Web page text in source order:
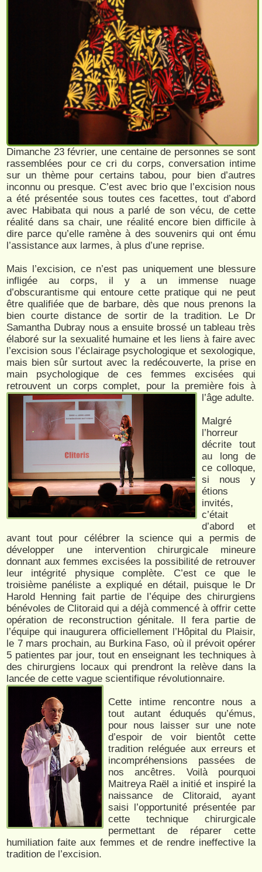
Dimanche 23 février, une centaine de personnes se sont
rassemblées pour ce cri du corps, conversation intime
sur un thème pour certains tabou, pour bien d’autres
inconnu ou presque. C’est avec brio que l’excision nous
a été présentée sous toutes ces facettes, tout d’abord
avec Habibata qui nous a parlé de son vécu, de cette
réalité dans sa chair, une réalité encore bien difficile à
dire parce qu’elle ramène à des souvenirs qui ont ému
l’assistance aux larmes, à plus d’une reprise.
Mais l’excision, ce n’est pas uniquement une blessure
infligée au corps, il y a un immense nuage
d’obscurantisme qui entoure cette pratique qui ne peut
être qualifiée que de barbare, dès que nous prenons la
bien courte distance de sortir de la tradition. Le Dr
Samantha Dubray nous a ensuite brossé un tableau très
élaboré sur la sexualité humaine et les liens à faire avec
l’excision sous l’éclairage psychologique et sexologique,
mais bien sûr surtout avec la redécouverte, la prise en
main psychologique de ces femmes excisées qui
retrouvent un corps complet, pour la première fois à
l’âge adulte.
Malgré
l’horreur
décrite tout
au long de
ce colloque,
si nous y
étions
invités,
c’était
d’abord et
avant tout pour célébrer la science qui a permis de
développer une intervention chirurgicale mineure
donnant aux femmes excisées la possibilité de retrouver
leur intégrité physique complète. C’est ce que le
troisième panéliste a expliqué en détail, puisque le Dr
Harold Henning fait partie de l’équipe des chirurgiens
bénévoles de Clitoraid qui a déjà commencé à offrir cette
opération de reconstruction génitale. Il fera partie de
l’équipe qui inaugurera officiellement l’Hôpital du Plaisir,
le 7 mars prochain, au Burkina Faso, où il prévoit opérer
5 patientes par jour, tout en enseignant les techniques à
des chirurgiens locaux qui prendront la relève dans la
lancée de cette vague scientifique révolutionnaire.
Cette intime rencontre nous a
tout autant éduqués qu’émus,
pour nous laisser sur une note
d’espoir de voir bientôt cette
tradition reléguée aux erreurs et
incompréhensions passées de
nos ancêtres. Voilà pourquoi
Maitreya Raël a initié et inspiré la
naissance de Clitoraid, ayant
saisi l’opportunité présentée par
cette technique chirurgicale
permettant de réparer cette
humiliation faite aux femmes et de rendre ineffective la
tradition de l’excision.